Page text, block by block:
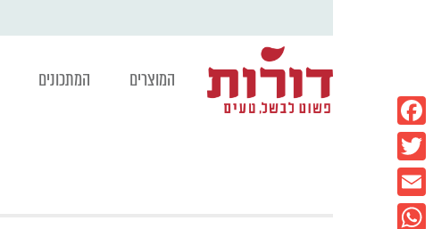
המוצרים המתכונים
Facebook
Twitter
Email